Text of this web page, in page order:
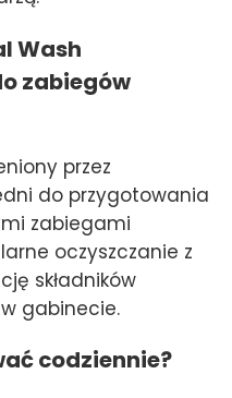
Wash
zabiegów
przez
do przygotowania
zabiegami
oczyszczanie z
składników
gabinecie.
codziennie?